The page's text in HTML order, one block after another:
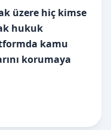
üzere hiç kimse
hukuk
kamu
korumaya